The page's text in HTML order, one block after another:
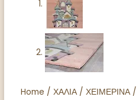
Home / ΧΑΛΙΑ/ ΧΕΙΜΕΡΙΝΑ/